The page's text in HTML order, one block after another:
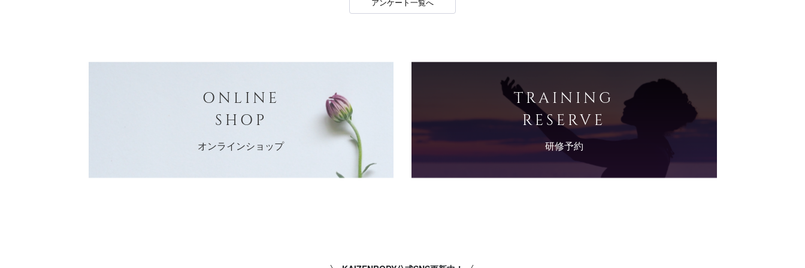
ONLINE
SHOP
オンラインショップ
TRAINING
RESERVE
研修予約